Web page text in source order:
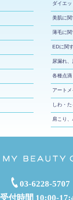
ダイエ
美肌に
薄毛に
EDに関
尿漏れ
各種点滴
アートメ
しわ・
肩こり
03-6228-5707
受付時間 10:00-